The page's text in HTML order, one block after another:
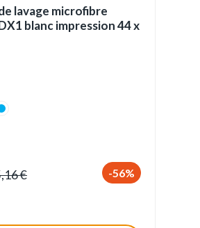
lavage microfibre
blanc impression 44 x
€ -56%